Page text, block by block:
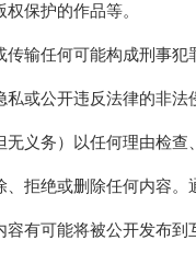
保护的作品等。
传输任何可能构成刑事犯
或公开违反法律的非法
无义务）以任何理由检查
、拒绝或删除任何内容。
有可能将被公开发布到